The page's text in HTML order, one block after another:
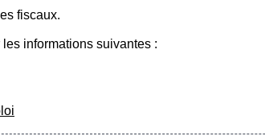
fiscaux.
informations suivantes :